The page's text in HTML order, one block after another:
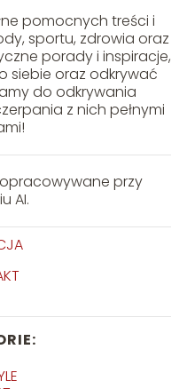
pomocnych treści i
sportu, zdrowia oraz
porady i inspiracje,
siebie oraz odkrywać
do odkrywania
z nich pełnymi
przy
AI.